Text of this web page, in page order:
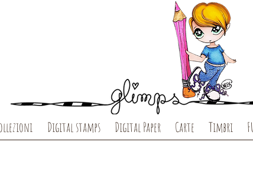
Digital stamps Digital Paper Carte Timbri